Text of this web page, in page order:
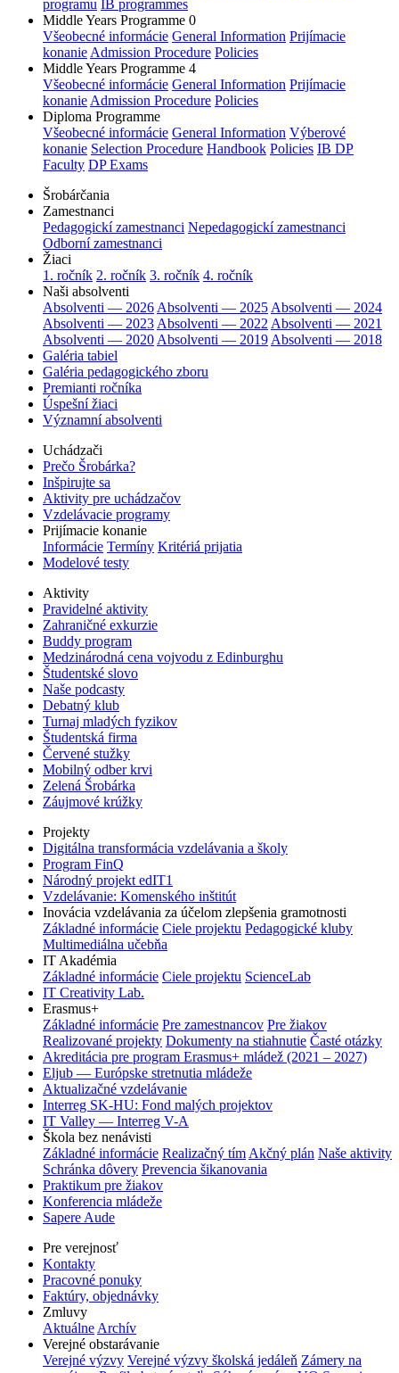
programu IB programmes
Middle Years Programme 0
Všeobecné informácie General Information Prijímacie
konanie Admission Procedure Policies
Middle Years Programme 4
Všeobecné informácie General Information Prijímacie
konanie Admission Procedure Policies
Diploma Programme
Všeobecné informácie General Information Výberové
konanie Selection Procedure Handbook Policies IB DP
Faculty DP Exams
Šrobárčania
Zamestnanci
Pedagogickí zamestnanci Nepedagogickí zamestnanci
Odborní zamestnanci
Žiaci
1. ročník 2. ročník 3. ročník 4. ročník
Naši absolventi
Absolventi — 2026 Absolventi — 2025 Absolventi — 2024
Absolventi — 2023 Absolventi — 2022 Absolventi — 2021
Absolventi — 2020 Absolventi — 2019 Absolventi — 2018
Galéria tabiel
Galéria pedagogického zboru
Premianti ročníka
Úspešní žiaci
Významní absolventi
Uchádzači
Prečo Šrobárka?
Inšpirujte sa
Aktivity pre uchádzačov
Vzdelávacie programy
Prijímacie konanie
Informácie Termíny Kritériá prijatia
Modelové testy
Aktivity
Pravidelné aktivity
Zahraničné exkurzie
Buddy program
Medzinárodná cena vojvodu z Edinburghu
Študentské slovo
Naše podcasty
Debatný klub
Turnaj mladých fyzikov
Študentská firma
Červené stužky
Mobilný odber krvi
Zelená Šrobárka
Záujmové krúžky
Projekty
Digitálna transformácia vzdelávania a školy
Program FinQ
Národný projekt edIT1
Vzdelávanie: Komenského inštitút
Inovácia vzdelávania za účelom zlepšenia gramotnosti
Základné informácie Ciele projektu Pedagogické kluby
Multimediálna učebňa
IT Akadémia
Základné informácie Ciele projektu ScienceLab
IT Creativity Lab.
Erasmus+
Základné informácie Pre zamestnancov Pre žiakov
Realizované projekty Dokumenty na stiahnutie Časté otázky
Akreditácia pre program Erasmus+ mládež (2021 – 2027)
Eljub — Európske stretnutia mládeže
Aktualizačné vzdelávanie
Interreg SK-HU: Fond malých projektov
IT Valley — Interreg V-A
Škola bez nenávisti
Základné informácie Realizačný tím Akčný plán Naše aktivity
Schránka dôvery Prevencia šikanovania
Praktikum pre žiakov
Konferencia mládeže
Sapere Aude
Pre verejnosť
Kontakty
Pracovné ponuky
Faktúry, objednávky
Zmluvy
Aktuálne Archív
Verejné obstarávanie
Verejné výzvy Verejné výzvy školská jedáleň Zámery na